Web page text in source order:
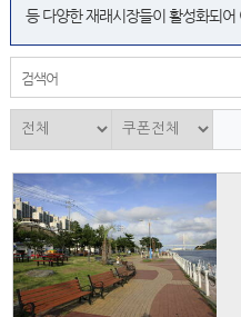
등 다양한 재래시장들이 활성화되어
검색어